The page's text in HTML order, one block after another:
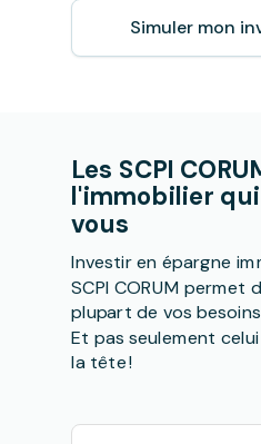
Simuler mon
Les SCPI
l'immobilier
vous
Investir en épargne
SCPI CORUM permet
plupart de vos
Et pas seulement
la tête !